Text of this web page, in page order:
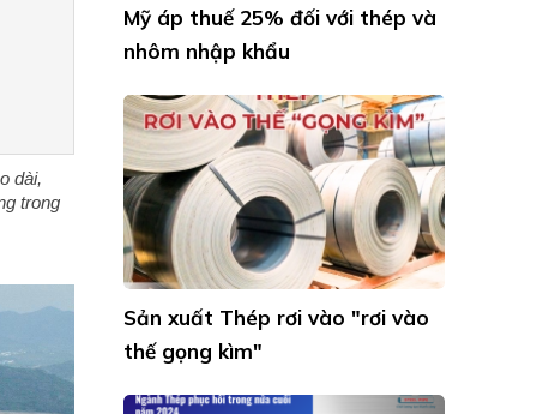
dài,
trong
Sản xuất Thép rơi vào "rơi vào
thế gọng kìm"
NGÀNH THÉP PHỤC HỒI TRONG
NỬA CUỐI NĂM 2024
CHÚC MỪNG NGÀY QUỐC TẾ
PHỤ NỮ 8/3 TẠI ỐNG THÉP SÀI
GÒN